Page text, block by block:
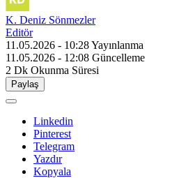
K. Deniz Sönmezler
Editör
11.05.2026 - 10:28Yayınlanma
11.05.2026 - 12:08 Güncelleme
2 Dk Okunma Süresi
Paylaş
Linkedin
Pinterest
Telegram
Yazdır
Kopyala